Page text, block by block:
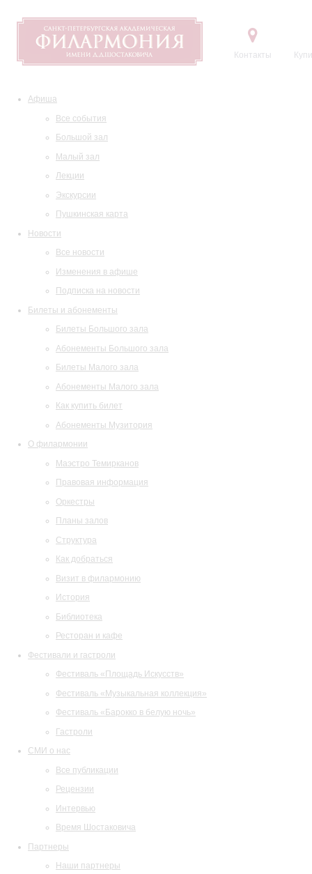
Контакты
Афиша
Все события
Большой зал
Малый зал
Лекции
Экскурсии
Пушкинская карта
Новости
Все новости
Изменения в афише
Подписка на новости
Билеты и абонементы
Билеты Большого зала
Абонементы Большого зала
Билеты Малого зала
Абонементы Малого зала
Как купить билет
Абонементы Музитория
О филармонии
Маэстро Темирканов
Правовая информация
Оркестры
Планы залов
Структура
Как добраться
Визит в филармонию
История
Библиотека
Ресторан и кафе
Фестивали и гастроли
Фестиваль «Площадь Искусств»
Фестиваль «Музыкальная коллекция»
Фестиваль «Барокко в белую ночь»
Гастроли
СМИ о нас
Все публикации
Рецензии
Интервью
Время Шостаковича
Партнеры
Наши партнеры